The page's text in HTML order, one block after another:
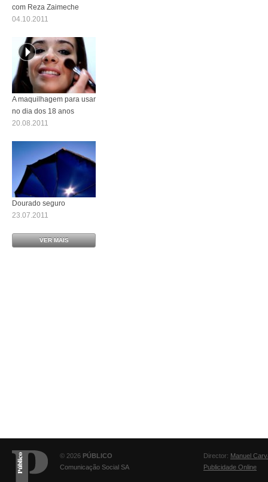
com Reza Zaimeche
04.10.2011
A maquilhagem para usar
no dia dos 18 anos
20.08.2011
Dourado seguro
23.07.2011
VER MAIS
© 2026 PÚBLICO
Comunicação Social SA
Director: Manuel
Publicidade Online